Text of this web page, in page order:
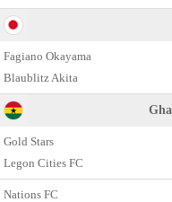
Fagiano Okayama
Blaublitz Akita
Gold Stars
Legon Cities FC
Nations FC